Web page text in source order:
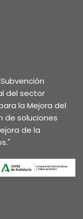
del sector
la Mejora del
de soluciones
de la